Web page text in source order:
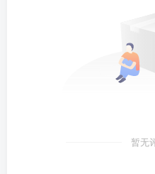
暂无